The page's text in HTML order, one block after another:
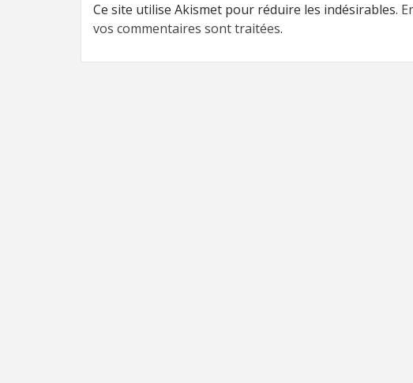
Ce site utilise Akismet pour réduire les indésirables.
vos commentaires sont traitées.